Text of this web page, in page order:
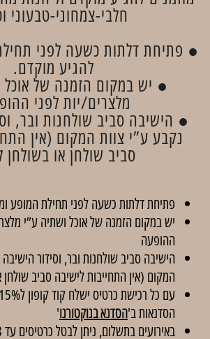
חלבי-צמחוני-טבעוני
● פתיחת דלתות כשעה לפני
להגיע מוקדם.
● יש במקום הזמנה של אוכל
מלצרים/יות לפני
● הישיבה סביב שולחנות ובר,
נקבע ע”י צוות המקום (אין
סביב שולחן או בשולחן
פתיחת דלתות כשעה לפני תחילת המופע
יש במקום הזמנה של אוכל ושתיה ע”י
ההופעה
הישיבה סביב שולחנות ובר, וסידור
המקום (אין התחייבות לישיבה סביב
הסדנאות ב'הסדנא בנוקטורנו'